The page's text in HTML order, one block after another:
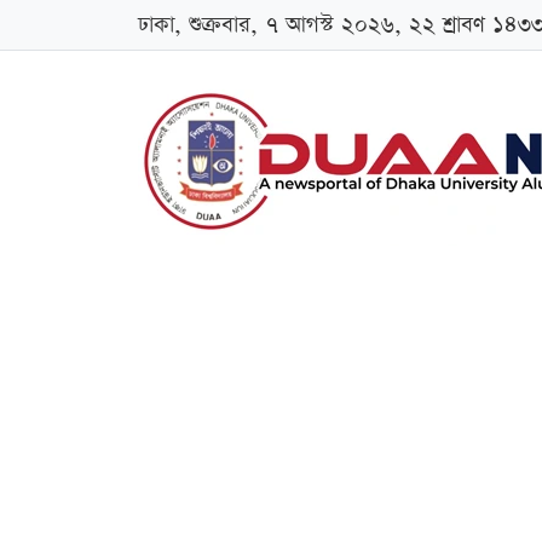
ঢাকা, শুক্রবার, ৭ আগস্ট ২০২৬, ২২ শ্রাবণ